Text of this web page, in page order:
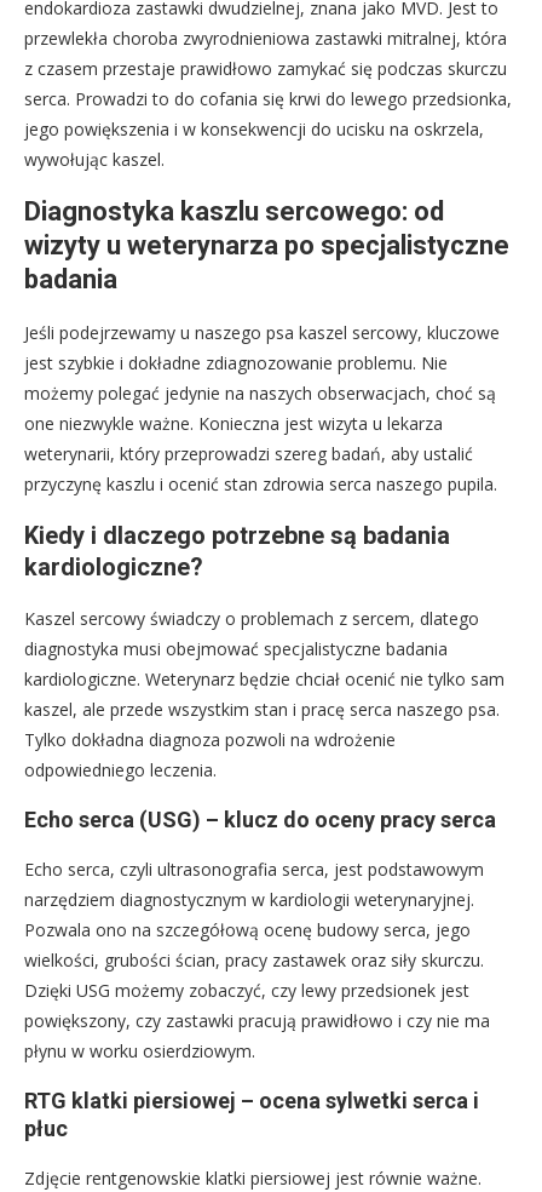
endokardioza zastawki dwudzielnej, znana jako MVD. Jest to
przewlekła choroba zwyrodnieniowa zastawki mitralnej, która
z czasem przestaje prawidłowo zamykać się podczas skurczu
serca. Prowadzi to do cofania się krwi do lewego przedsionka,
jego powiększenia i w konsekwencji do ucisku na oskrzela,
wywołując kaszel.
Diagnostyka kaszlu sercowego: od
wizyty u weterynarza po specjalistyczne
badania
Jeśli podejrzewamy u naszego psa kaszel sercowy, kluczowe
jest szybkie i dokładne zdiagnozowanie problemu. Nie
możemy polegać jedynie na naszych obserwacjach, choć są
one niezwykle ważne. Konieczna jest wizyta u lekarza
weterynarii, który przeprowadzi szereg badań, aby ustalić
przyczynę kaszlu i ocenić stan zdrowia serca naszego pupila.
Kiedy i dlaczego potrzebne są badania
kardiologiczne?
Kaszel sercowy świadczy o problemach z sercem, dlatego
diagnostyka musi obejmować specjalistyczne badania
kardiologiczne. Weterynarz będzie chciał ocenić nie tylko sam
kaszel, ale przede wszystkim stan i pracę serca naszego psa.
Tylko dokładna diagnoza pozwoli na wdrożenie
odpowiedniego leczenia.
Echo serca (USG) – klucz do oceny pracy serca
Echo serca, czyli ultrasonografia serca, jest podstawowym
narzędziem diagnostycznym w kardiologii weterynaryjnej.
Pozwala ono na szczegółową ocenę budowy serca, jego
wielkości, grubości ścian, pracy zastawek oraz siły skurczu.
Dzięki USG możemy zobaczyć, czy lewy przedsionek jest
powiększony, czy zastawki pracują prawidłowo i czy nie ma
płynu w worku osierdziowym.
RTG klatki piersiowej – ocena sylwetki serca i
płuc
Zdjęcie rentgenowskie klatki piersiowej jest równie ważne.